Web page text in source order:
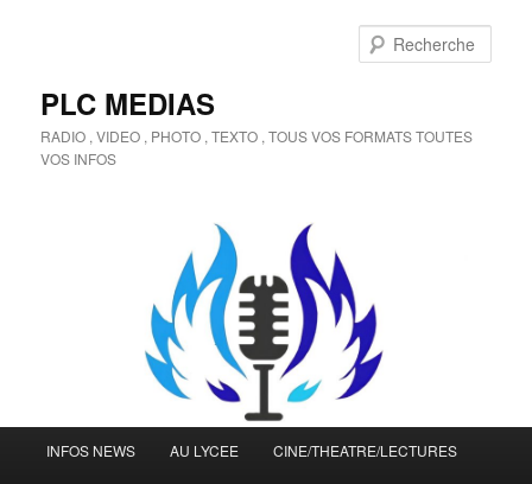
PLC MEDIAS
RADIO , VIDEO , PHOTO , TEXTO , TOUS VOS FORMATS TOUTES
VOS INFOS
principal
INFOS NEWS AU LYCEE CINE/THEATRE/LECTURES